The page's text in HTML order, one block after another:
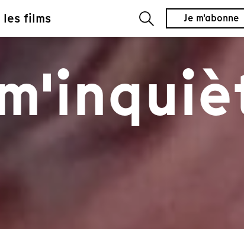
les films Je m'abonne